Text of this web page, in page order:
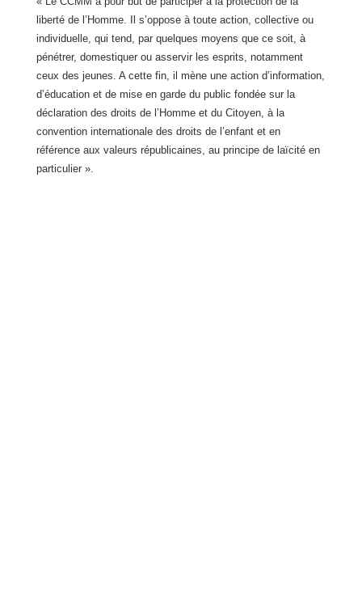
liberté de l’Homme. Il s’oppose à toute action, collective ou
individuelle, qui tend, par quelques moyens que ce soit, à
pénétrer, domestiquer ou asservir les esprits, notamment
ceux des jeunes. A cette fin, il mène une action d’information,
d’éducation et de mise en garde du public fondée sur la
déclaration des droits de l’Homme et du Citoyen, à la
convention internationale des droits de l’enfant et en
référence aux valeurs républicaines, au principe de laïcité en
particulier ».